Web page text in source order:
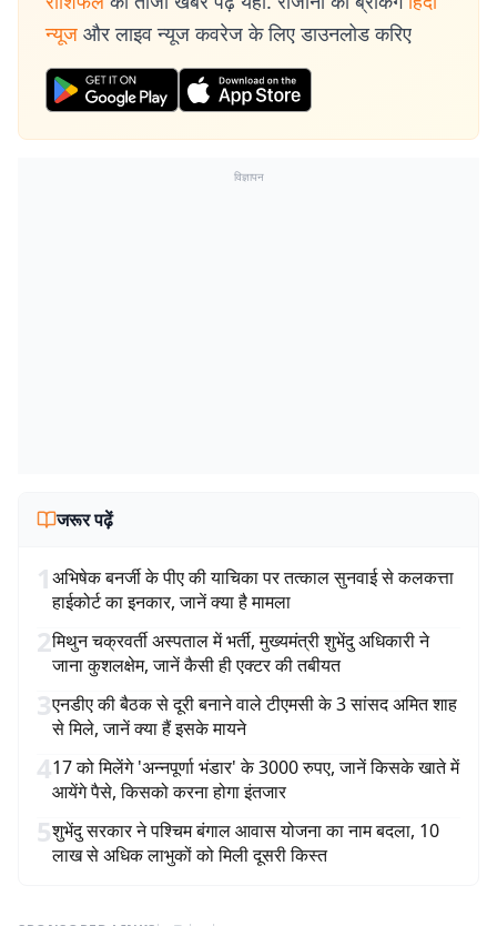
न्यूज और लाइव न्यूज कवरेज के लिए डाउनलोड करिए
विज्ञापन
जरूर पढ़ें
1अभिषेक बनर्जी के पीए की याचिका पर तत्काल सुनवाई से कलकत्ता
हाईकोर्ट का इनकार, जानें क्या है मामला
2मिथुन चक्रवर्ती अस्पताल में भर्ती, मुख्यमंत्री शुभेंदु अधिकारी ने
जाना कुशलक्षेम, जानें कैसी ही एक्टर की तबीयत
3एनडीए की बैठक से दूरी बनाने वाले टीएमसी के 3 सांसद अमित शाह
से मिले, जानें क्या हैं इसके मायने
417 को मिलेंगे 'अन्नपूर्णा भंडार' के 3000 रुपए, जानें किसके खाते में
आयेंगे पैसे, किसको करना होगा इंतजार
5शुभेंदु सरकार ने पश्चिम बंगाल आवास योजना का नाम बदला, 10
लाख से अधिक लाभुकों को मिली दूसरी किस्त